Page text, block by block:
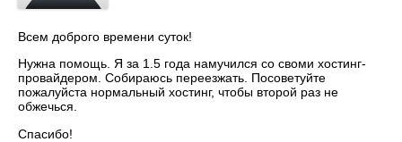
Всем доброго времени суток!
Нужна помощь. Я за 1.5 года намучился со своми хостинг-
провайдером. Собираюсь переезжать. Посоветуйте
пожалуйста нормальный хостинг, чтобы второй раз не
обжечься.
Спасибо!